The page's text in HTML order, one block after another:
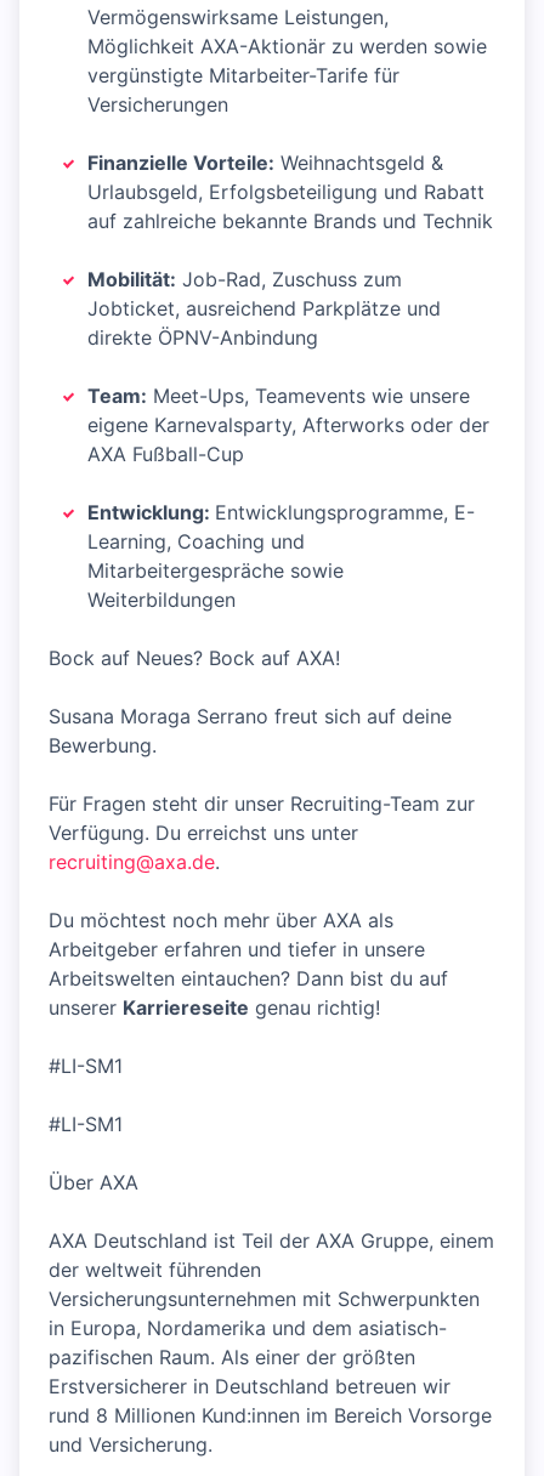
Vermögenswirksame Leistungen,
Möglichkeit AXA-Aktionär zu werden sowie
vergünstigte Mitarbeiter-Tarife für
Versicherungen
Finanzielle Vorteile: Weihnachtsgeld &
Urlaubsgeld, Erfolgsbeteiligung und Rabatt
auf zahlreiche bekannte Brands und Technik
Mobilität: Job-Rad, Zuschuss zum
Jobticket, ausreichend Parkplätze und
direkte ÖPNV-Anbindung
Team: Meet-Ups, Teamevents wie unsere
eigene Karnevalsparty, Afterworks oder der
AXA Fußball-Cup
Entwicklung: Entwicklungsprogramme, E-
Learning, Coaching und
Mitarbeitergespräche sowie
Weiterbildungen
Bock auf Neues? Bock auf AXA!
Susana Moraga Serrano freut sich auf deine
Bewerbung.
Für Fragen steht dir unser Recruiting-Team zur
Verfügung. Du erreichst uns unter
recruiting@axa.de.
Du möchtest noch mehr über AXA als
Arbeitgeber erfahren und tiefer in unsere
Arbeitswelten eintauchen? Dann bist du auf
unserer Karriereseite genau richtig!
#LI-SM1
#LI-SM1
Über AXA
AXA Deutschland ist Teil der AXA Gruppe, einem
der weltweit führenden
Versicherungsunternehmen mit Schwerpunkten
in Europa, Nordamerika und dem asiatisch-
pazifischen Raum. Als einer der größten
Erstversicherer in Deutschland betreuen wir
rund 8 Millionen Kund:innen im Bereich Vorsorge
und Versicherung.